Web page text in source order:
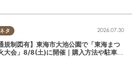
タ 2026.07.30
規制図有】東海市大池公園で「東海まつ
大会」8/8(土)に開催｜購入方法や駐車場